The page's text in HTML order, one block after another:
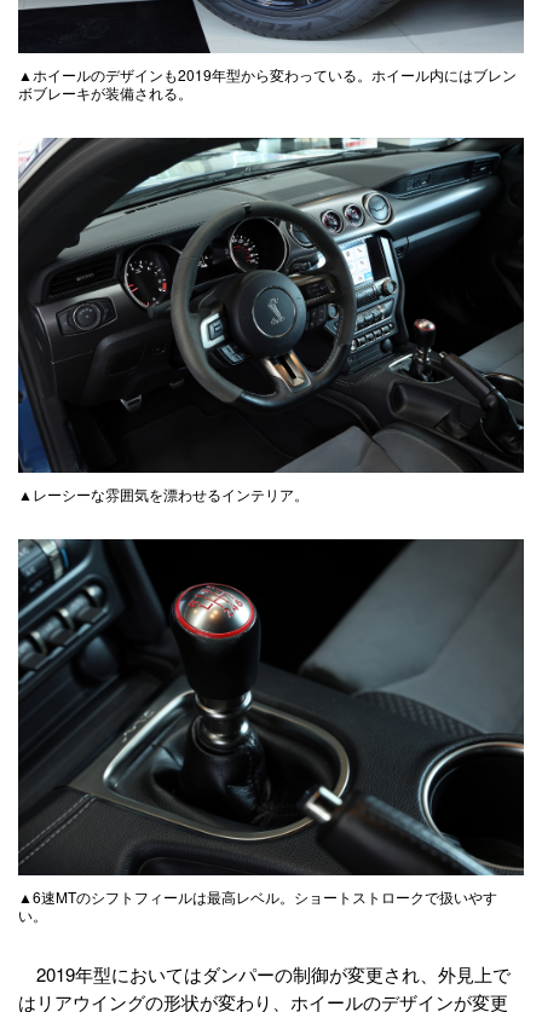
▲ホイールのデザインも2019年型から変わっている。ホイール内にはブレン
ボブレーキが装備される。
▲レーシーな雰囲気を漂わせるインテリア。
▲6速MTのシフトフィールは最高レベル。ショートストロークで扱いやす
い。
2019年型においてはダンパーの制御が変更され、外見上で
はリアウイングの形状が変わり、ホイールのデザインが変更